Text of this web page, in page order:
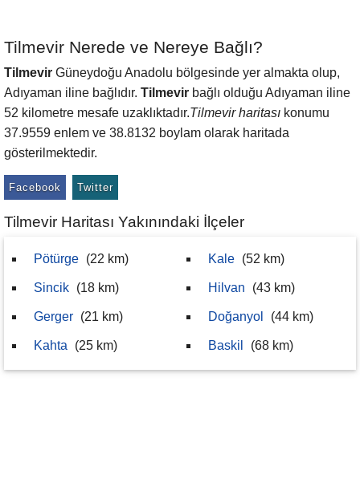
Tilmevir Nerede ve Nereye Bağlı?
Tilmevir Güneydoğu Anadolu bölgesinde yer almakta olup,
Adıyaman iline bağlıdır. Tilmevir bağlı olduğu Adıyaman iline
52 kilometre mesafe uzaklıktadır.Tilmevir haritası konumu
37.9559 enlem ve 38.8132 boylam olarak haritada
gösterilmektedir.
Facebook Twitter
Tilmevir Haritası Yakınındaki İlçeler
Pötürge (22 km)
Sincik (18 km)
Gerger (21 km)
Kahta (25 km)
Kale (52 km)
Hilvan (43 km)
Doğanyol (44 km)
Baskil (68 km)